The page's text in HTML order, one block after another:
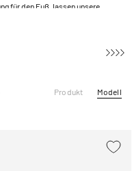
für den Fuß, lassen unsere
tragen. Von klassischen
zu deinem Stil passt.
Produkt Modell